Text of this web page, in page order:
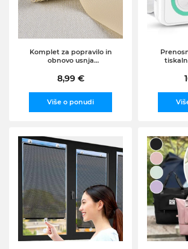
Komplet za popravilo in
obnovo usnja
8,99 €
Više o ponudi